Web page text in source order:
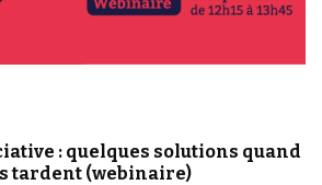
: quelques solutions quand
tardent (webinaire)